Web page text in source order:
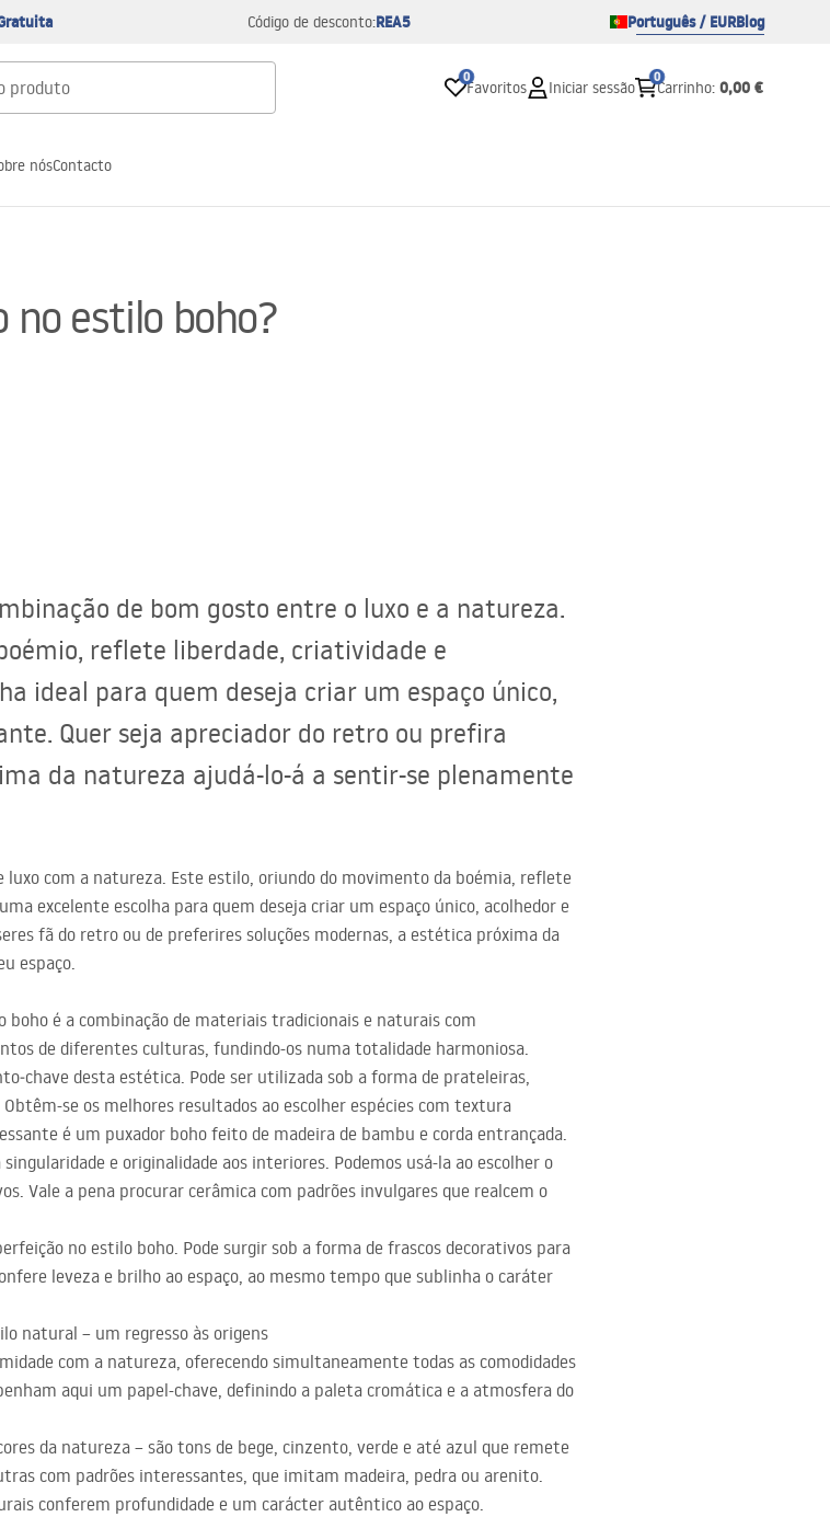
Código de desconto:REA5 Português / EURBlog
0
Favoritos Iniciar sessão
0
Carrinho: 0,00 €
nósContacto
no estilo boho?
de bom gosto entre o luxo e a natureza.
reflete liberdade, criatividade e
ideal para quem deseja criar um espaço único,
Quer seja apreciador do retro ou prefira
da natureza ajudá-lo-á a sentir-se plenamente
luxo com a natureza. Este estilo, oriundo do movimento da boémia, reflete
excelente escolha para quem deseja criar um espaço único, acolhedor e
fã do retro ou de preferires soluções modernas, a estética próxima da
espaço.
é a combinação de materiais tradicionais e naturais com
de diferentes culturas, fundindo-os numa totalidade harmoniosa.
desta estética. Pode ser utilizada sob a forma de prateleiras,
se os melhores resultados ao escolher espécies com textura
é um puxador boho feito de madeira de bambu e corda entrançada.
e originalidade aos interiores. Podemos usá-la ao escolher o
Vale a pena procurar cerâmica com padrões invulgares que realcem o
no estilo boho. Pode surgir sob a forma de frascos decorativos para
leveza e brilho ao espaço, ao mesmo tempo que sublinha o caráter
natural – um regresso às origens
com a natureza, oferecendo simultaneamente todas as comodidades
aqui um papel-chave, definindo a paleta cromática e a atmosfera do
da natureza – são tons de bege, cinzento, verde e até azul que remete
com padrões interessantes, que imitam madeira, pedra ou arenito.
conferem profundidade e um carácter autêntico ao espaço.